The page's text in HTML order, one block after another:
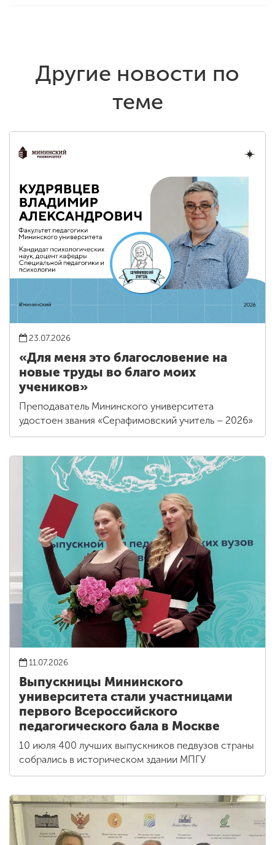
Другие новости по
теме
23.07.2026
«Для меня это благословение на
новые труды во благо моих
учеников»
Преподаватель Мининского университета
удостоен звания «Серафимовский учитель – 2026»
11.07.2026
Выпускницы Мининского
университета стали участницами
первого Всероссийского
педагогического бала в Москве
10 июля 400 лучших выпускников педвузов страны
собрались в историческом здании МПГУ